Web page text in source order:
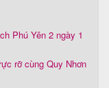
Phú Yên 2 ngày 1
rỡ cùng Quy Nhơn